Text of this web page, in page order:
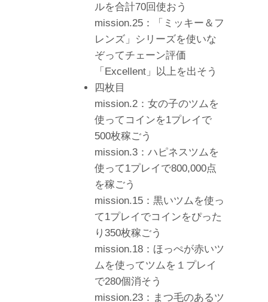
ルを合計70回使おう
mission.25：「ミッキー＆フ
レンズ」シリーズを使いな
ぞってチェーン評価
「Excellent」以上を出そう
四枚目
mission.2：女の子のツムを
使ってコインを1プレイで
500枚稼ごう
mission.3：ハピネスツムを
使って1プレイで800,000点
を稼ごう
mission.15：黒いツムを使っ
て1プレイでコインをぴった
り350枚稼ごう
mission.18：ほっぺが赤いツ
ムを使ってツムを１プレイ
で280個消そう
mission.23：まつ毛のあるツ